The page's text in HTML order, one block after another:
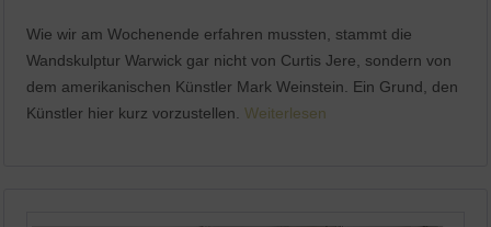
Wie wir am Wochenende erfahren mussten, stammt die
Wandskulptur Warwick gar nicht von Curtis Jere, sondern von
dem amerikanischen Künstler Mark Weinstein. Ein Grund, den
Künstler hier kurz vorzustellen.Weiterlesen